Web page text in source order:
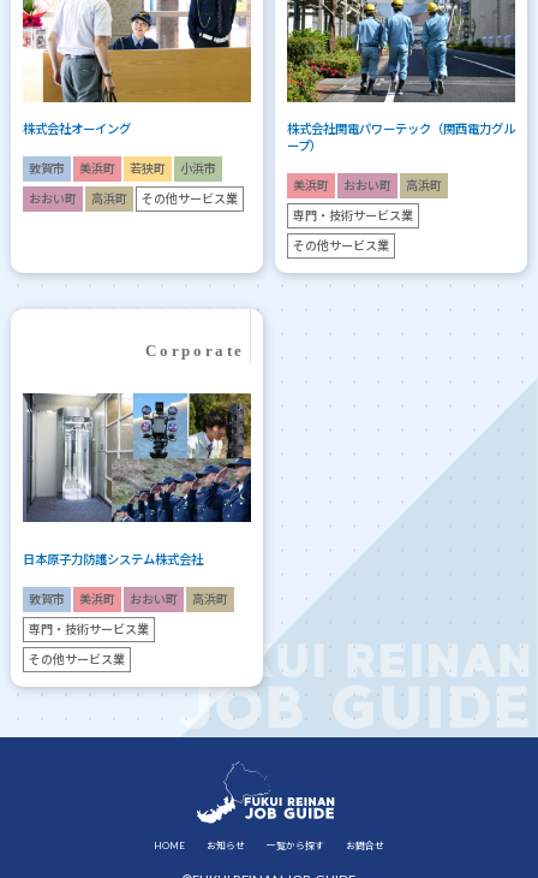
株式会社オーイング
敦賀市 美浜町 若狭町 小浜市
おおい町 高浜町 その他サービス業
株式会社関電パワーテック（関西電力グル
ープ）
美浜町 おおい町 高浜町
専門・技術サービス業
その他サービス業
日本原子力防護システム株式会社
敦賀市 美浜町 おおい町 高浜町
専門・技術サービス業
その他サービス業
HOME お知らせ 一覧から探す お問合せ